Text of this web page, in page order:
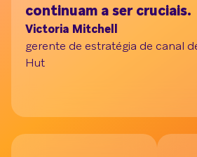
continuam a ser cruciais.
Victoria Mitchell
gerente de estratégia de canal
Hut